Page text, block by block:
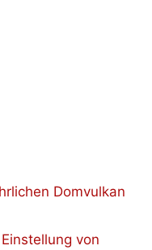
Domvulkan
von